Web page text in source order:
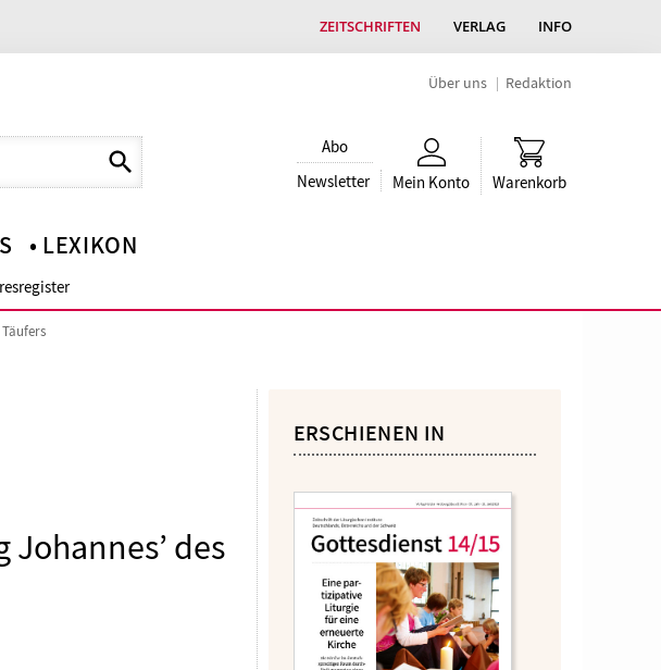
ZEITSCHRIFTEN VERLAG INFO
Über uns Redaktion
Abo
Newsletter
Mein Konto Warenkorb
LEXIKON
des
ERSCHIENEN IN